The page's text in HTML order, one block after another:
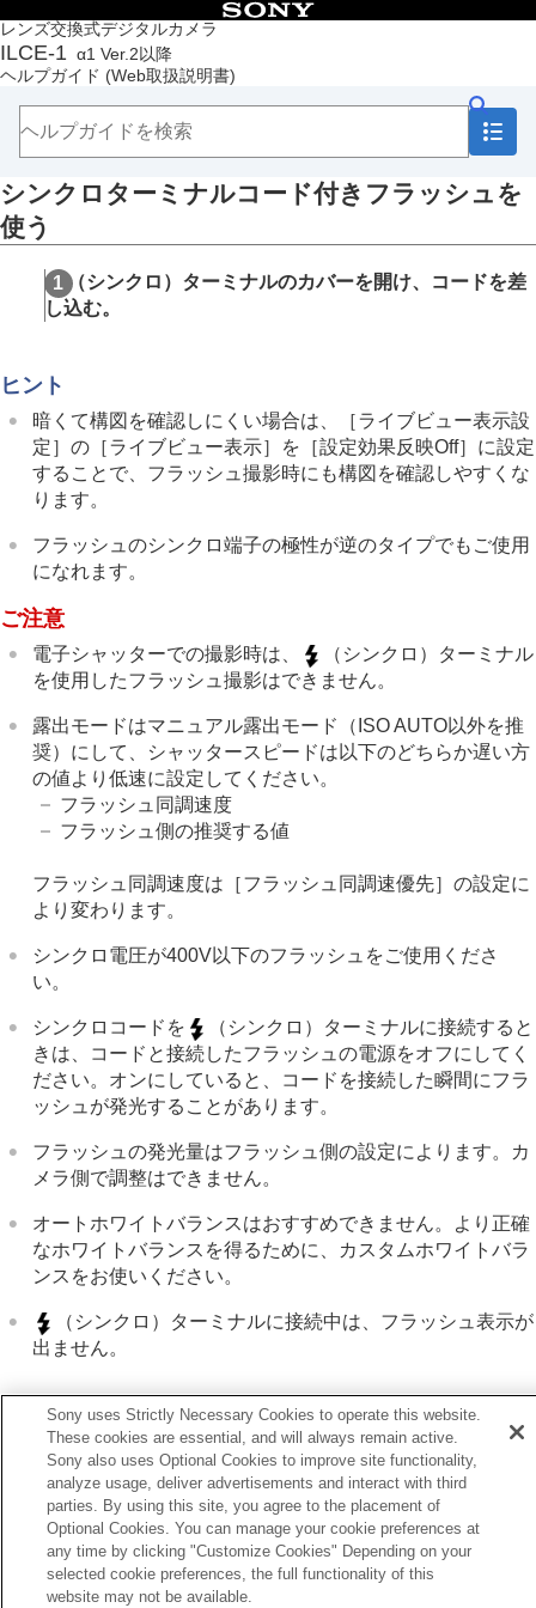
レンズ交換式デジタルカメラ
ILCE-1 α1 Ver.2以降
ヘルプガイド (Web取扱説明書)
目次
トップページ
ヘルプガイドの使いかた
本体と付属品を確認する
本機の基本操作
準備/基本的な撮影
MENU一覧から機能を探す
撮影機能を活用する
この章の目次
撮影モードを選ぶ
露出/測光を調整する
ISO感度を選ぶ
ホワイトバランス
画像に効果を加える
インターバル撮影機能
より高解像の静止画を撮影する
シャッターの設定
ズームする
フラッシュを使う
フラッシュ（別売）を使う
フラッシュモード
調光補正
露出補正の影響
ワイヤレスフラッシュ
フラッシュ同調速優先
FELロック
外部フラッシュ設定
フラッシュ撮影設定登録
シンクロターミナルコード付きフラッシュを
手ブレを補正する
レンズ補正（静止画/動画）
ノイズリダクション
撮影中の画面表示を設定する
動画を撮影しながら静止画を切り出す
TC/UB設定
画像と音声をライブ配信する
カメラをカスタマイズする
再生する
カメラの設定を変更する
スマートフォンでできること
パソコンでできること
故障かな？と思ったら
シンクロターミナルコード付きフラッシュを
使う
（シンクロ）ターミナルのカバーを開け、コードを差
し込む。
ヒント
暗くて構図を確認しにくい場合は、
［ライブビュー表示設
定］の ［ライブビュー表示］ を ［設定効果反映Off］ に設定
することで、フラッシュ撮影時にも構図を確認しやすくな
ります。
フラッシュのシンクロ端子の極性が逆のタイプでもご使用
になれます。
ご注意
電子シャッターでの撮影時は、
（シンクロ）ターミナル
を使用したフラッシュ撮影はできません。
露出モードはマニュアル露出モード（ISO AUTO以外を推
奨）にして、シャッタースピードは以下のどちらか遅い方
の値より低速に設定してください。
フラッシュ同調速度
フラッシュ側の推奨する値
フラッシュ同調速度は ［フラッシュ同調速優先］の設定に
より変わります。
シンクロ電圧が400V以下のフラッシュをご使用くださ
い。
シンクロコードを
（シンクロ）ターミナルに接続すると
きは、コードと接続したフラッシュの電源をオフにしてく
ださい。オンにしていると、コードを接続した瞬間にフラ
ッシュが発光することがあります。
フラッシュの発光量はフラッシュ側の設定によります。カ
メラ側で調整はできません。
オートホワイトバランスはおすすめできません。より正確
なホワイトバランスを得るために、カスタムホワイトバラ
ンスをお使いください。
（シンクロ）ターミナルに接続中は、フラッシュ表示が
出ません。
ッシュ撮影設定登録
次へ
手ブレ補正（静止
TP1001358998
お使いのカメラの本体ソフトウェアがVer.2.00未満の場合は下記URLの
Sony uses Strictly Necessary Cookies to operate this website.
These cookies are essential, and will always remain active.
Sony also uses Optional Cookies to improve site functionality,
analyze usage, deliver advertisements and interact with third
parties. By using this site, you agree to the placement of
Optional Cookies. You can manage your cookie preferences at
any time by clicking "Customize Cookies" Depending on your
selected cookie preferences, the full functionality of this
website may not be available.